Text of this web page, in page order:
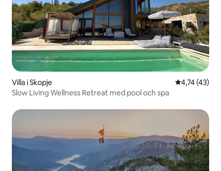
Villa i Skopje 4,74 av 5 i
4,74 (43)
Slow Living Wellness Retreat med pool och spa